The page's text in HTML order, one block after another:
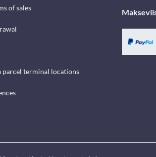
of sales
parcel terminal locations